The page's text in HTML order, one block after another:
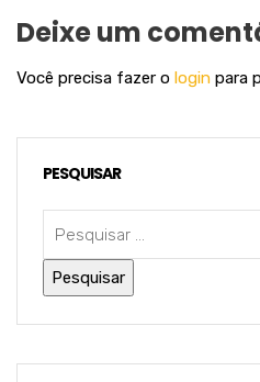
Deixe um
Você precisa fazer o login para
PESQUISAR